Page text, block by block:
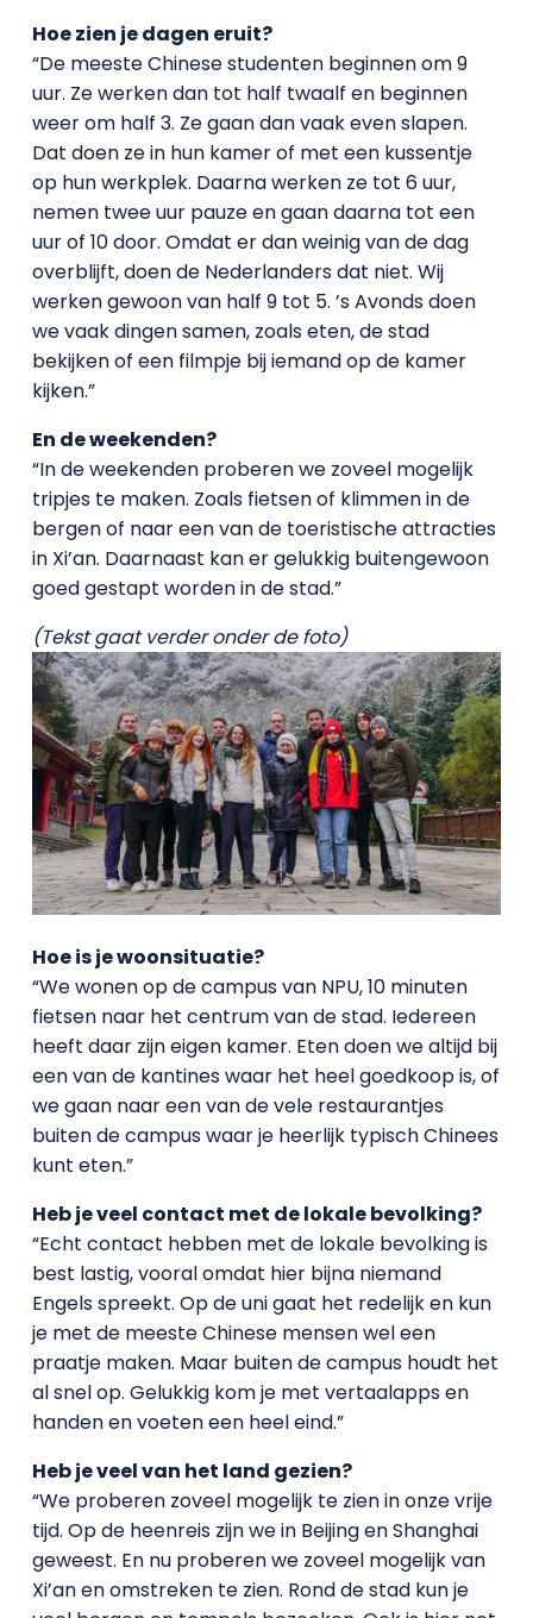
Hoe zien je dagen eruit?
“De meeste Chinese studenten beginnen om 9
uur. Ze werken dan tot half twaalf en beginnen
weer om half 3. Ze gaan dan vaak even slapen.
Dat doen ze in hun kamer of met een kussentje
op hun werkplek. Daarna werken ze tot 6 uur,
nemen twee uur pauze en gaan daarna tot een
uur of 10 door. Omdat er dan weinig van de dag
overblijft, doen de Nederlanders dat niet. Wij
werken gewoon van half 9 tot 5. ’s Avonds doen
we vaak dingen samen, zoals eten, de stad
bekijken of een filmpje bij iemand op de kamer
kijken.”
En de weekenden?
“In de weekenden proberen we zoveel mogelijk
tripjes te maken. Zoals fietsen of klimmen in de
bergen of naar een van de toeristische attracties
in Xi’an. Daarnaast kan er gelukkig buitengewoon
goed gestapt worden in de stad.”
(Tekst gaat verder onder de foto)
Hoe is je woonsituatie?
“We wonen op de campus van NPU, 10 minuten
fietsen naar het centrum van de stad. Iedereen
heeft daar zijn eigen kamer. Eten doen we altijd bij
een van de kantines waar het heel goedkoop is, of
we gaan naar een van de vele restaurantjes
buiten de campus waar je heerlijk typisch Chinees
kunt eten.”
Heb je veel contact met de lokale bevolking?
“Echt contact hebben met de lokale bevolking is
best lastig, vooral omdat hier bijna niemand
Engels spreekt. Op de uni gaat het redelijk en kun
je met de meeste Chinese mensen wel een
praatje maken. Maar buiten de campus houdt het
al snel op. Gelukkig kom je met vertaalapps en
handen en voeten een heel eind.”
Heb je veel van het land gezien?
“We proberen zoveel mogelijk te zien in onze vrije
tijd. Op de heenreis zijn we in Beijing en Shanghai
geweest. En nu proberen we zoveel mogelijk van
Xi’an en omstreken te zien. Rond de stad kun je